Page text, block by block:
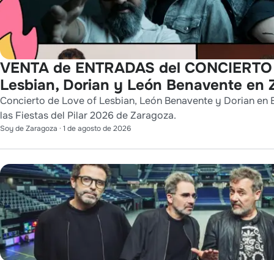
VENTA de ENTRADAS del
Lesbian, Dorian y León Benavente en
Concierto de Love of Lesbian, León Benavente y Dorian
las Fiestas del Pilar 2026 de Zaragoza.
Soy de Zaragoza · 1 de agosto de 2026